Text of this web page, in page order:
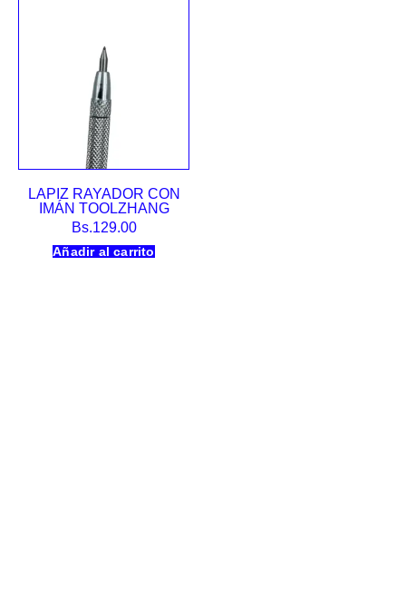
LAPIZ RAYADOR CON
IMÁN TOOLZHANG
Bs.129.00
Añadir al carrito